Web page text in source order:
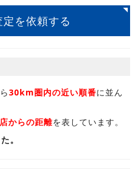
を依頼する
30km圏内の近い順番に並ん
からの距離を表しています。
。